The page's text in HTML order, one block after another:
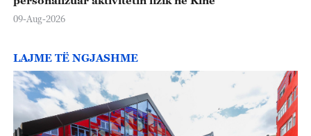
09-Aug-2026
LAJME TË NGJASHME